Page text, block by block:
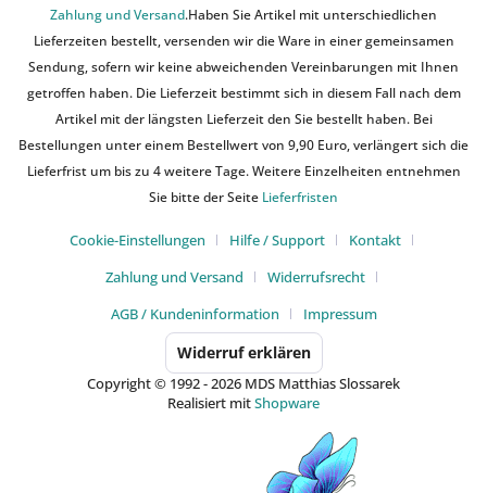
Zahlung und Versand.Haben Sie Artikel mit unterschiedlichen
Lieferzeiten bestellt, versenden wir die Ware in einer gemeinsamen
Sendung, sofern wir keine abweichenden Vereinbarungen mit Ihnen
getroffen haben. Die Lieferzeit bestimmt sich in diesem Fall nach dem
Artikel mit der längsten Lieferzeit den Sie bestellt haben. Bei
Bestellungen unter einem Bestellwert von 9,90 Euro, verlängert sich die
Lieferfrist um bis zu 4 weitere Tage. Weitere Einzelheiten entnehmen
Sie bitte der Seite Lieferfristen
Cookie-Einstellungen Hilfe / Support
Kontakt
Zahlung und Versand
Widerrufsrecht
AGB / Kundeninformation
Impressum
Widerruf erklären
Copyright © 1992 - 2026 MDS Matthias Slossarek
Realisiert mitShopware